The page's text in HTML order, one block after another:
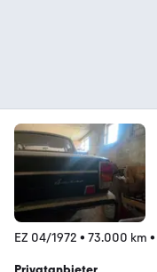
EZ 04/1972 • 73.000 km •